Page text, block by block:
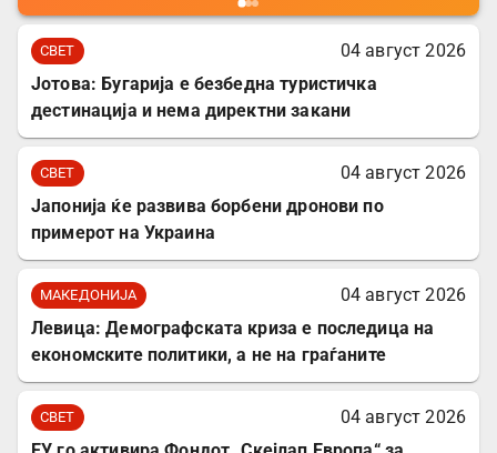
СВЕТ
04 август 2026
Јотова: Бугарија е безбедна туристичка
дестинација и нема директни закани
СВЕТ
04 август 2026
Јапонија ќе развива борбени дронови по
примерот на Украина
МАКЕДОНИЈА
04 август 2026
Левица: Демографската криза е последица на
економските политики, а не на граѓаните
СВЕТ
04 август 2026